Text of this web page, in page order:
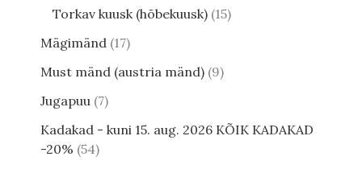
Torkav kuusk (hõbekuusk) 15
Mägimänd 17
Must mänd (austria mänd) 9
Jugapuu 7
Kadakad - kuni 15. aug. 2026 KÕIK KADAKAD
-20% 54